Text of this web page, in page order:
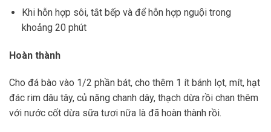
Khi hỗn hợp sôi, tắt bếp và để hỗn hợp nguội trong
khoảng 20 phút
Hoàn thành
Cho đá bào vào 1/2 phần bát, cho thêm 1 ít bánh lọt, mít, hạt
đác rim dâu tây, củ năng chanh dây, thạch dừa rồi chan thêm
với nước cốt dừa sữa tươi nữa là đã hoàn thành rồi.